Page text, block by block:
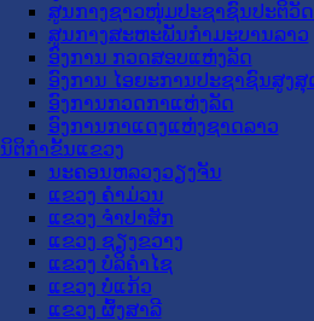
ສູນກາງຊາວໜຸ່ມປະຊາຊົນປະຕິວັ
ສູນກາງສະຫະພັນກຳມະບານລາວ
ອົງການ ກວດສອບແຫ່ງລັດ
ອົງການ ໄອຍະການປະຊາຊົນສູງສຸ
ອົງການກວດກາແຫ່ງລັດ
ອົງການກາແດງແຫ່ງຊາດລາວ
ນິຕິກໍາຂັ້ນແຂວງ
ນະ​ຄອນ​ຫລວງວຽງຈັນ
ແຂວງ ຄໍາມ່ວນ
ແຂວງ ຈໍາປາສັກ
ແຂວງ ຊຽງຂວາງ
ແຂວງ ບໍລິຄໍາໄຊ
ແຂວງ ບໍ່ແກ້ວ
ແຂວງ ຜົ້ງສາລີ